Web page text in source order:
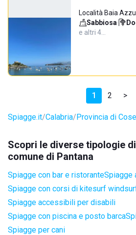
Località Baia
Sabbiosa·
e altri 4…
1 2 >
Spiagge.it Calabria Provincia di
Scopri le diverse tipologie
comune di Pantana
Spiagge con bar e ristoranteSpiagge
Spiagge con corsi di kitesurf
Spiagge accessibili per disabili
Spiagge con piscina e posto barca
Spiagge per cani